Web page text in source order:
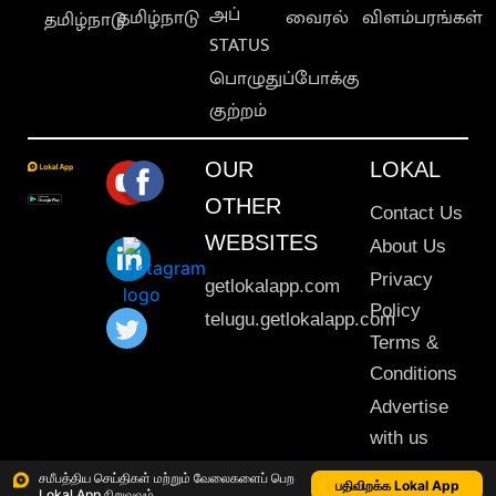
சமீபத்திய செய்திகள் மற்றும் வேலைகளைப் பெற
பதிவிறக்க Lokal App
தமிழ்நாடுதமிழ்நாடு அப்
STATUS
பொழுதுப்போக்கு
குற்றம்
வைரல் விளம்பரங்கள்
OUR
OTHER
WEBSITES
getlokalapp.com
telugu.getlokalapp.com
LOKAL
Contact Us
About Us
Privacy
Policy
Terms &
Conditions
Advertise
with us
Sitemap
This material may not be published, transmitted, rewritten or redistributed. © 2020 Lokal App. All rights reserved.